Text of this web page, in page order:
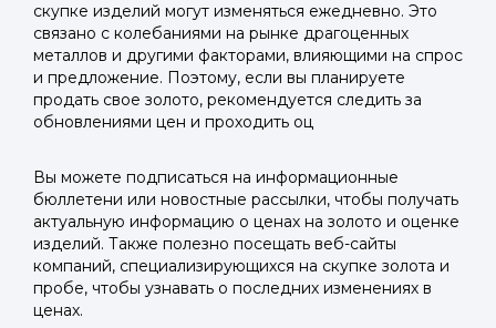
скупке изделий могут изменяться ежедневно. Это
связано с колебаниями на рынке драгоценных
металлов и другими факторами, влияющими на спрос
и предложение. Поэтому, если вы планируете
продать свое золото, рекомендуется следить за
обновлениями цен и проходить оц
Вы можете подписаться на информационные
бюллетени или новостные рассылки, чтобы получать
актуальную информацию о ценах на золото и оценке
изделий. Также полезно посещать веб-сайты
компаний, специализирующихся на скупке золота и
пробе, чтобы узнавать о последних изменениях в
ценах.